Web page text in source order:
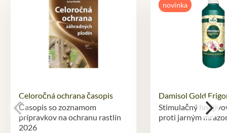
Celoročná ochrana časopis
Časopis so zoznamom
prípravkov na ochranu rastlín
2026
novinka
Damisol Gold
Stimulačný
proti jarným